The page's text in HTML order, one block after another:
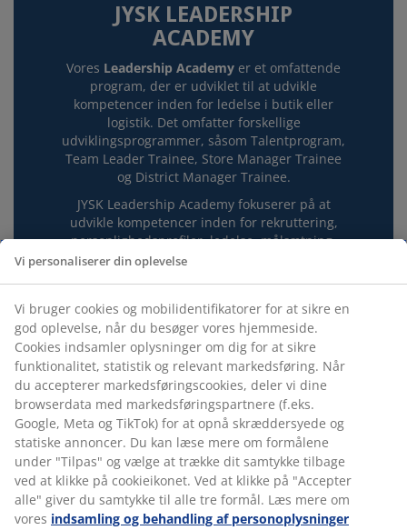
JYSK LEADERSHIP
ACADEMY
Vores Leadership Academy er et omfattende
program, der er udviklet til at udvikle
kompetencer inden for ledelse i butik eller
logistik. Det omfatter forskellige
udviklingsprogrammer, såsom Talentprogram,
Team Leader Trainee, Store Manager Trainee
og District Manager Trainee.
JYSK Leadership Academy fokuserer på at
udvikle kompetencer inden for rekruttering,
personlighedsprofiler, ledelse, målsætning,
koncepter og meget mere. Det tilbyder en
praktisk træning, rollespil og e-learning.
UDDANNELSESFORLØB
Alle JYSK Leadership Academy programmer er
varierede og indeholder en god kombination
af teoretiske træningsmoduler og praktisk
træning. Træningsprocessen understøttes af
Vi personaliserer din oplevelse
Vi bruger cookies og mobilidentifikatorer for at sikre en
god oplevelse, når du besøger vores hjemmeside.
Cookies indsamler oplysninger om dig for at sikre
funktionalitet, statistik og relevant markedsføring. Når
du accepterer markedsføringscookies, deler vi dine
browserdata med markedsføringspartnere (f.eks.
Google, Meta og TikTok) for at opnå skræddersyede og
statiske annoncer. Du kan læse mere om formålene
under "Tilpas" og vælge at trække dit samtykke tilbage
ved at klikke på cookieikonet. Ved at klikke på "Accepter
alle" giver du samtykke til alle tre formål. Læs mere om
vores indsamling og behandling af personoplysninger